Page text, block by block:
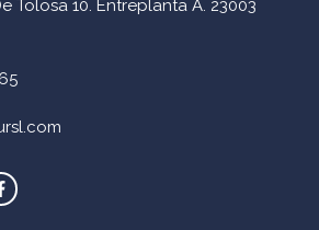
Tolosa 10. Entreplanta A. 23003